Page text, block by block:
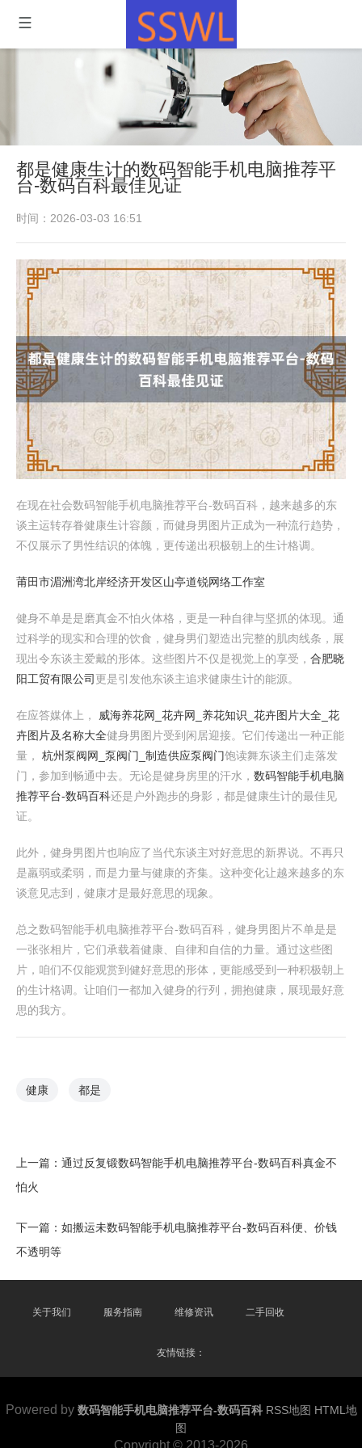
都是健康生计的数码智能手机电脑推荐平
台-数码百科最佳见证
时间：2026-03-03 16:51
在现在社会数码智能手机电脑推荐平台-数码百科，越来越多的东
谈主运转存眷健康生计容颜，而健身男图片正成为一种流行趋势，
不仅展示了男性结识的体魄，更传递出积极朝上的生计格调。
莆田市湄洲湾北岸经济开发区山亭道锐网络工作室
健身不单是是磨真金不怕火体格，更是一种自律与坚抓的体现。通
过科学的现实和合理的饮食，健身男们塑造出完整的肌肉线条，展
现出令东谈主爱戴的形体。这些图片不仅是视觉上的享受， 合肥晓
阳工贸有限公司 更是引发他东谈主追求健康生计的能源。
在应答媒体上，
威海养花网_花卉网_养花知识_花卉图片大全_花
卉图片及名称大全健身男图片受到闲居迎接。它们传递出一种正能
量， 杭州泵阀网_泵阀门_制造供应泵阀门饱读舞东谈主们走落发
门，参加到畅通中去。无论是健身房里的汗水， 数码智能手机电脑
推荐平台-数码百科还是户外跑步的身影，都是健康生计的最佳见
证。
此外，健身男图片也响应了当代东谈主对好意思的新界说。不再只
是羸弱或柔弱，而是力量与健康的齐集。这种变化让越来越多的东
谈意见志到，健康才是最好意思的现象。
总之数码智能手机电脑推荐平台-数码百科，健身男图片不单是是
一张张相片，它们承载着健康、自律和自信的力量。通过这些图
片，咱们不仅能观赏到健好意思的形体，更能感受到一种积极朝上
的生计格调。让咱们一都加入健身的行列，拥抱健康，展现最好意
思的我方。
健康 都是
上一篇： 通过反复锻数码智能手机电脑推荐平台-数码百科真金不
怕火
下一篇： 如搬运未数码智能手机电脑推荐平台-数码百科便、价钱
不透明等
关于我们 服务指南 维修资讯 二手回收
友情链接：
Powered by 数码智能手机电脑推荐平台-数码百科 RSS地图 HTML地
图
Copyright © 2013-2026